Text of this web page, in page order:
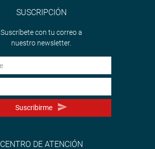
SUSCRIPCIÓN
Suscríbete con tu correo a
nuestro newsletter.
Suscribirme
CENTRO DE ATENCIÓN